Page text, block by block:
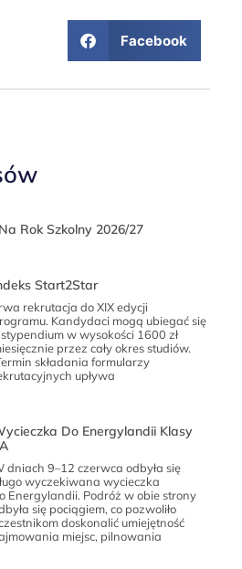
Facebook
Rok Szkolny 2026/27
Start2Star
rekrutacja do XIX edycji
Kandydaci mogą ubiegać się
w wysokości 1600 zł
przez cały okres studiów.
składania formularzy
upływa
Do Energylandii Klasy
dniach 9–12 czerwca odbyła się
wyczekiwana wycieczka
Energylandii. Podróż w obie strony
się pociągiem, co pozwoliło
doskonalić umiejętność
miejsc, pilnowania